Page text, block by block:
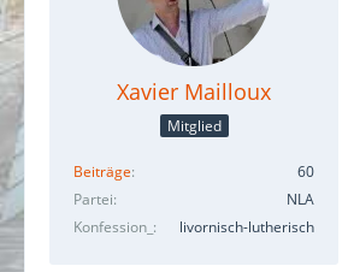
Xavier Mailloux
Mitglied
Beiträge
60
Partei
NLA
Konfession_
livornisch-lutherisch